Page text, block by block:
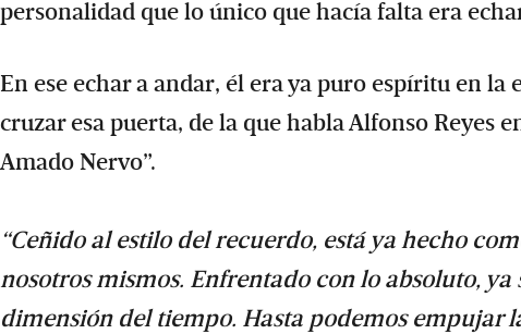
personalidad que lo único que hacía falta era
En ese echar a andar, él era ya puro espíritu en la
cruzar esa puerta, de la que habla Alfonso Reyes
Amado Nervo”.
“Ceñido al estilo del recuerdo, está ya hecho
nosotros mismos. Enfrentado con lo absoluto,
dimensión del tiempo. Hasta podemos empujar